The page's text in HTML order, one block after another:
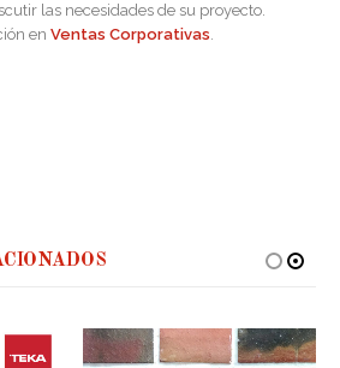
las necesidades de su proyecto.
en Ventas Corporativas.